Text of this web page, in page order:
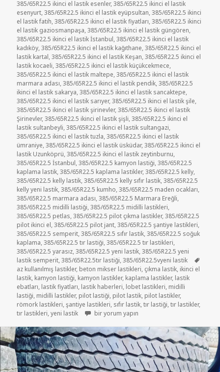
385/65R22.5 ikinci el lastik esenler,385/65R22.5 ikinci el lastik
esenyurt,385/65R22.5 ikinci el lastik eyüpsultan,385/65R22.5 ikinci
el lastik fatih,385/65R22.5 ikinci el lastik fiyatları,385/65R22.5 ikinci
el lastik gaziosmanpaşa,385/65R22.5 ikinci el lastik güngören,
385/65R22.5 ikinci el lastik İstanbul,385/65R22.5 ikinci el lastik
kadıköy,385/65R22.5 ikinci el lastik kağıthane,385/65R22.5 ikinci el
lastik kartal,385/65R22.5 ikinci el lastik Keşan,385/65R22.5 ikinci el
lastik kocaeli,385/65R22.5 ikinci el lastik küçükcekmece,
385/65R22.5 ikinci el lastik maltepe,385/65R22.5 ikinci el lastik
marmara adası,385/65R22.5 ikinci el lastik pendik,385/65R22.5
ikinci el lastik sakarya,385/65R22.5 ikinci el lastik sancaktepe,
385/65R22.5 ikinci el lastik sarıyer,385/65R22.5 ikinci el lastik şile,
385/65R22.5 ikinci el lastik şirinevler,385/65R22.5 ikinci el lastik
Şirinevler,385/65R22.5 ikinci el lastik şişli,385/65R22.5 ikinci el
lastik sultanbeyli,385/65R22.5 ikinci el lastik sultangazi,
385/65R22.5 ikinci el lastik tuzla,385/65R22.5 ikinci el lastik
ümraniye,385/65R22.5 ikinci el lastik üsküdar,385/65R22.5 ikinci el
lastik Uzunköprü,385/65R22.5 ikinci el lastik zeytinburnu,
385/65R22.5 İstanbul,385/65R22.5 kamyon lastiği,385/65R22.5
kaplama lastik,385/65R22.5 kaplama lastikler,385/65R22.5 kelly,
385/65R22.5 kelly lastik,385/65R22.5 kelly sıfır lastik,385/65R22.5
kelly yeni lastik,385/65R22.5 kumho,385/65R22.5 maden ocakları,
385/65R22.5 marmara adası,385/65R22.5 Marmara Ereğli,
385/65R22.5 midilli lastiği,385/65R22.5 midilli lastikleri,
385/65R22.5 petlas,385/65R22.5 pilot çıkma lastikler,385/65R22.5
pilot ikinci el,385/65R22.5 pilot jant,385/65R22.5 şantiye lastikleri,
385/65R22.5 semperit,385/65R22.5 sıfır lastik,385/65R22.5 soğuk
kaplama,385/65R22.5 tır lastiği,385/65R22.5 tır lastikleri,
385/65R22.5 yarasız,385/65R22.5 yeni lastik,385/65R22.5 yeni
lastik semperit,385/65R22.5tır lastiği,385/65R22.5vyeni lastik
az kullanılmış lastikler, beton mikser lastikleri, çıkma lastik, ikinci el
lastik, kamyon lastiği, kamyon lastikler, kaplama lastikler, lastik
ebatları, lastik fiyatları, lastik haberleri, lobet lastikleri, midilli
lastiği, midilli lastikler, pilot lastiği, pilot lastik, pilot lastikler,
römork lastikleri,şantiye lastikleri, sıfır lastik,tır lastiği,tır lastikler,
tır lastikleri,yeni lastik 385/65R22.5 YARASIZ VE TEMİZ LASTİKLER
bir yorum yapın